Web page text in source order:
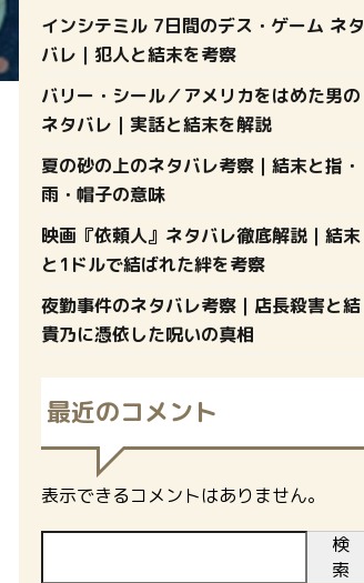
インシテミル 7日間のデス・ゲーム ネタ
バレ｜犯人と結末を考察
バリー・シール／アメリカをはめた男の
ネタバレ｜実話と結末を解説
夏の砂の上のネタバレ考察｜結末と指・
雨・帽子の意味
映画『依頼人』ネタバレ徹底解説｜結末
と1ドルで結ばれた絆を考察
夜勤事件のネタバレ考察｜店長殺害と結
貴乃に憑依した呪いの真相
最近のコメント
表示できるコメントはありません。
検
索